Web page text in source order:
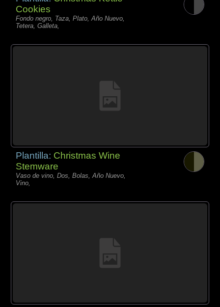
Cookies
Fondo negro, Taza, Plato, Año Nuevo,
Tetera, Galleta,
Plantilla: Christmas Wine
Stemware
Vaso de vino, Dos, Bolas, Año Nuevo,
Vino,